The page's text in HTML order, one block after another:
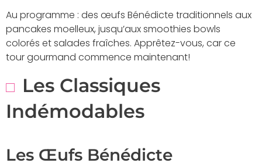
Au programme : des œufs Bénédicte traditionnels aux
pancakes moelleux, jusqu’aux smoothies bowls
colorés et salades fraîches. Apprêtez-vous, car ce
tour gourmand commence maintenant!
Les Classiques
Indémodables
Les Œufs Bénédicte